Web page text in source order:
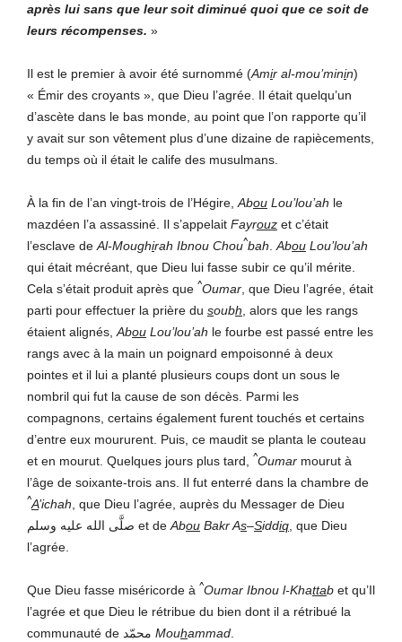
après lui sans que leur soit diminué quoi que ce soit de
leurs récompenses. »
Il est le premier à avoir été surnommé (Amir al-mou’minin)
« Émir des croyants », que Dieu l’agrée. Il était quelqu’un
d’ascète dans le bas monde, au point que l’on rapporte qu’il
y avait sur son vêtement plus d’une dizaine de rapiècements,
du temps où il était le calife des musulmans.
À la fin de l’an vingt-trois de l’Hégire, Abou Lou’lou’ah le
mazdéen l’a assassiné. Il s’appelait Fayrouz et c’était
l’esclave de Al-Moughirah Ibnou Chou^bah Abou Lou’lou’ah
qui était mécréant, que Dieu lui fasse subir ce qu’il mérite.
Cela s’était produit après que ^Oumar , que Dieu l’agrée, était
parti pour effectuer la prière du soubh , alors que les rangs
étaient alignés, Abou Lou’lou’ah le fourbe est passé entre les
rangs avec à la main un poignard empoisonné à deux
pointes et il lui a planté plusieurs coups dont un sous le
nombril qui fut la cause de son décès. Parmi les
compagnons, certains également furent touchés et certains
d’entre eux moururent. Puis, ce maudit se planta le couteau
et en mourut. Quelques jours plus tard,
^Oumar mourut à
l’âge de soixante-trois ans. Il fut enterré dans la chambre de
^A’ichah , que Dieu l’agrée, auprès du Messager de Dieu
صلَّى الله عليه وسلم et de Abou Bakr As–Siddiq , que Dieu
l’agrée.
Que Dieu fasse miséricorde à ^Oumar Ibnou l-Khattab et qu’Il
l’agrée et que Dieu le rétribue du bien dont il a rétribué la
communauté de محمّد Mouhammad